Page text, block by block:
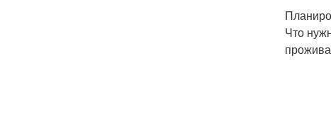
Что